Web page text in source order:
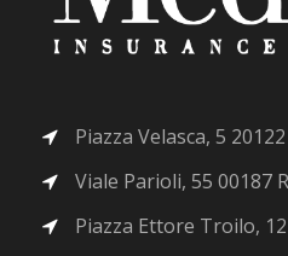
Piazza Velasca, 5
Viale Parioli, 55 00187
Piazza Ettore Troilo,